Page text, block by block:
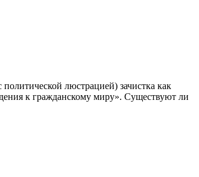
люстрацией) зачистка как
к гражданскому миру». Существуют ли